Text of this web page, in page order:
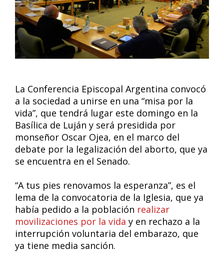
La Conferencia Episcopal Argentina convocó
a la sociedad a unirse en una “misa por la
vida”, que tendrá lugar este domingo en la
Basílica de Luján y será presidida por
monseñor Oscar Ojea, en el marco del
debate por la legalización del aborto, que ya
se encuentra en el Senado.
“A tus pies renovamos la esperanza”, es el
lema de la convocatoria de la Iglesia, que ya
había pedido a la población realizar
movilizaciones por la vida y en rechazo a la
interrupción voluntaria del embarazo, que
ya tiene media sanción.